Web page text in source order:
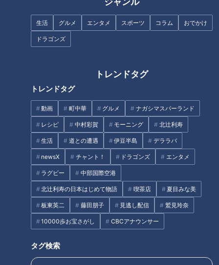
生活 グルメ エンタメ スポーツ コラム おでかけ
ドラゴンズ
トレンドタグ
トレンドタグ
動画 町中華 グルメ ナガシマスパーランド
レシピ 中村彩賀 モーニング 北辻利寿
生活 道との遭遇 伊豆半島 デララバ
newsX チャント！ ドラゴンズ エンタメ
ラグビー 中部国際空港
北辻利寿の日本はじめて物語 喫茶店 夏目みな美
板東英二 藤田朋子 見逃し配信 鷲見玲奈
10000歩お宝さがし CBCアナウンサー
タグ検索
ラムでも書いたように、球団創設85周年の2021年、目標はあ
くまでも「優勝」であるはず。Aクラスになったこれまでと同
じ顔ぶれで頂点に立てるほどペナントレースは甘くない。それ
でも打てればいい、しかし打てないのなら、何かを変えなけれ
与えるのは“新しい力”である。
高松“神走塁”また見たい
「サンデードラゴンズ」より高松渡選手(C)CBCテレビ